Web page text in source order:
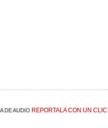
DE AUDIO REPORTALA CON UN CLIC